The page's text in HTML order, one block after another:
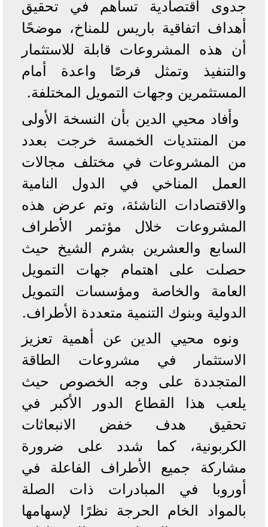
جدوى اقتصادية تساهم في تحقيق
أهداف اتفاقية باريس للمناخ، موضحًا
أن هذه المشروعات قابلة للاستثمار
والتنفيذ وتمثل فرصًا واعدة أمام
المستثمرين وجهات التمويل المختلفة.
وأفاد محيي الدين بأن النسخة الأولى
من المنتديات الخمسة خرجت بعدد
من المشروعات في مختلف مجالات
العمل المناخي في الدول النامية
والاقتصادات الناشئة، وتم عرض هذه
المشروعات خلال مؤتمر الأطراف
السابع والعشرين بشرم الشيخ حيث
حصلت على اهتمام جهات التمويل
العامة والخاصة ومؤسسات التمويل
الدولية وبنوك التنمية متعددة الأطراف.
ونوه محيي الدين عن أهمية تعزيز
الاستثمار في مشروعات الطاقة
المتجددة على وجه الخصوص حيث
يلعب هذا القطاع الدور الأكبر في
تحقيق هدف خفض الانبعاثات
الكربونية، كما شدد على ضرورة
مشاركة جميع الأطراف الفاعلة في
أوروبا في المبادرات ذات الصلة
بالمواد الخام الحرجة نظرًا لإسهامها